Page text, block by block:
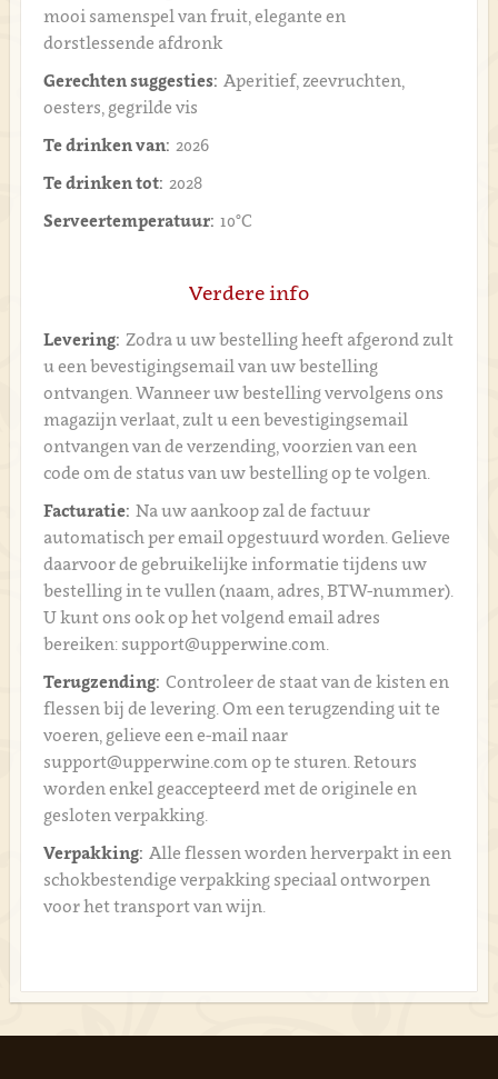
mooi samenspel van fruit, elegante en
dorstlessende afdronk
Gerechten suggesties: Aperitief, zeevruchten,
oesters, gegrilde vis
Te drinken van: 2026
Te drinken tot: 2028
Serveertemperatuur: 10°C
Verdere info
Levering: Zodra u uw bestelling heeft afgerond zult
u een bevestigingsemail van uw bestelling
ontvangen. Wanneer uw bestelling vervolgens ons
magazijn verlaat, zult u een bevestigingsemail
ontvangen van de verzending, voorzien van een
code om de status van uw bestelling op te volgen.
Facturatie: Na uw aankoop zal de factuur
automatisch per email opgestuurd worden. Gelieve
daarvoor de gebruikelijke informatie tijdens uw
bestelling in te vullen (naam, adres, BTW-nummer).
U kunt ons ook op het volgend email adres
bereiken: support@upperwine.com.
Terugzending: Controleer de staat van de kisten en
flessen bij de levering. Om een terugzending uit te
voeren, gelieve een e-mail naar
support@upperwine.com op te sturen. Retours
worden enkel geaccepteerd met de originele en
gesloten verpakking.
Verpakking: Alle flessen worden herverpakt in een
schokbestendige verpakking speciaal ontworpen
voor het transport van wijn.